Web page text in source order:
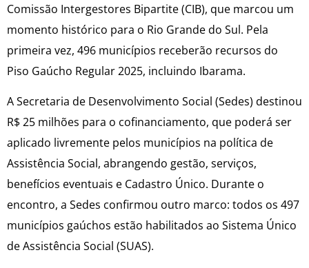
Comissão Intergestores Bipartite (CIB), que marcou um
momento histórico para o Rio Grande do Sul. Pela
primeira vez, 496 municípios receberão recursos do
Piso Gaúcho Regular 2025, incluindo Ibarama.
A Secretaria de Desenvolvimento Social (Sedes) destinou
R$ 25 milhões para o cofinanciamento, que poderá ser
aplicado livremente pelos municípios na política de
Assistência Social, abrangendo gestão, serviços,
benefícios eventuais e Cadastro Único. Durante o
encontro, a Sedes confirmou outro marco: todos os 497
municípios gaúchos estão habilitados ao Sistema Único
de Assistência Social (SUAS).